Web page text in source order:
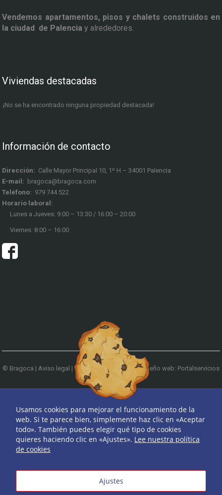
Vendemos apartamentos, pisos y chalets construidos en
la ciudad de Palencia y alrededores.
Viviendas destacadas
¡No se ha encontrado ninguna propiedad destacada!
Información de contacto
Dirección: Calle Mayor Principal 10, 1º H – 34001 Palencia
E-mail: bragoca@bragoca.com
Teléfono: 979 744 522
Horario laboral:
Lunes a Jueves: 9:00 – 13:30 / 16:00 – 20:00
Viernes: 8:00 – 16:00
© Bragoca | Aviso legal | Política de privacidad|Diseño web: Portalservicios
| Teléfono: 979 744 522
Ir arriba
Usamos cookies para mejorar el funcionamiento de la
web. Si te parece bien, simplemente haz clic en «Aceptar
todo». También puedes elegir qué tipo de cookies
quieres haciendo clic en «Ajustes». Lee nuestra política
de cookies
Ajustes